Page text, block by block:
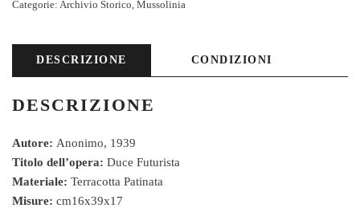
Categorie: Archivio Storico, Mussolinia
DESCRIZIONE CONDIZIONI
DESCRIZIONE
Autore: Anonimo, 1939
Titolo dell’opera: Duce Futurista
Materiale: Terracotta Patinata
Misure: cm16x39x17